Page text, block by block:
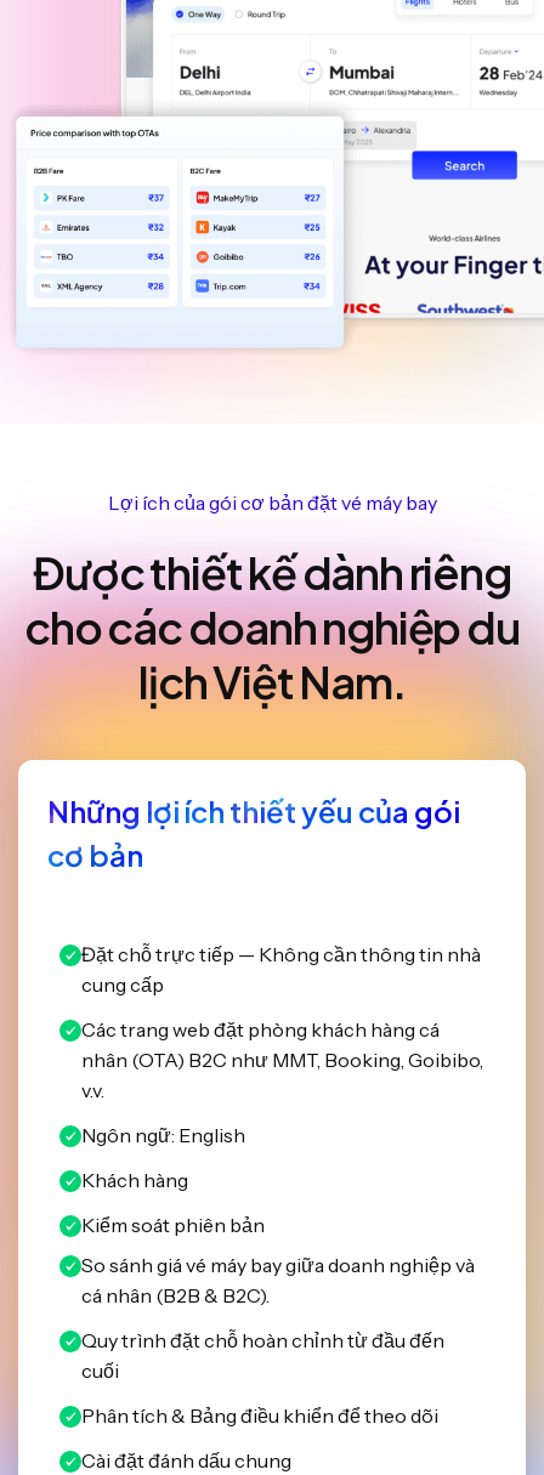
Lợi ích của gói cơ bản đặt vé máy bay
Được thiết kế dành riêng
cho các doanh nghiệp du
lịch Việt Nam.
Những lợi ích thiết yếu của gói
cơ bản
Đặt chỗ trực tiếp — Không cần thông tin nhà
cung cấp
Các trang web đặt phòng khách hàng cá
nhân (OTA) B2C như MMT, Booking, Goibibo,
v.v.
Ngôn ngữ: English
Khách hàng
Kiểm soát phiên bản
So sánh giá vé máy bay giữa doanh nghiệp và
cá nhân (B2B & B2C).
Quy trình đặt chỗ hoàn chỉnh từ đầu đến
cuối
Phân tích & Bảng điều khiển để theo dõi
Cài đặt đánh dấu chung